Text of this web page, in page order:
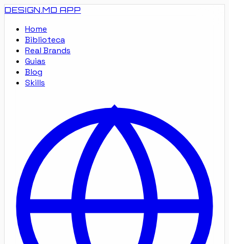
DESIGN.MD APP
Home
Biblioteca
Real Brands
Guias
Blog
Skills